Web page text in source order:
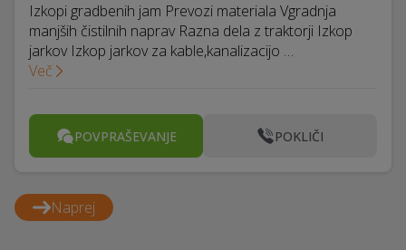
Izkopi gradbenih jam Prevozi materiala Vgradnja
manjših čistilnih naprav Razna dela z traktorji Izkop
jarkov Izkop jarkov za kable,kanalizacijo …
Več
POVPRAŠEVANJE POKLIČI
Naprej